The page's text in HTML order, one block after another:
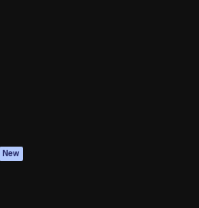
New